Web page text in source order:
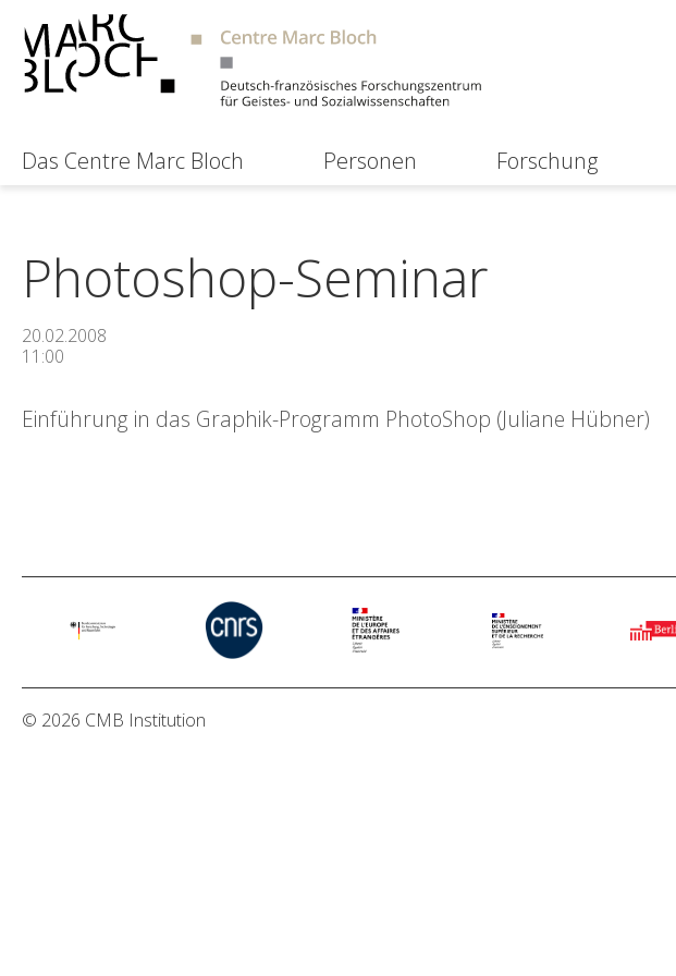
Das Centre Marc Bloch Personen Forschung
Photoshop-Seminar
20.02.2008
11:00
Einführung in das Graphik-Programm PhotoShop (Juliane Hübner)
© 2026 CMB Institution